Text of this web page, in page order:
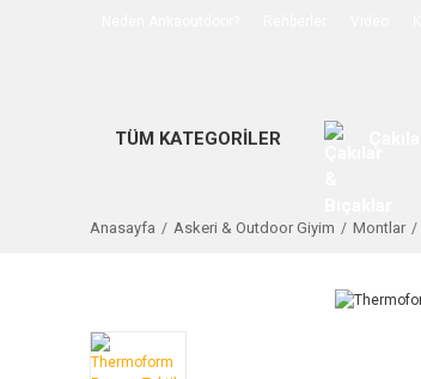
TÜM KATEGORİLER
Anasayfa Askeri & Outdoor Giyim Montlar